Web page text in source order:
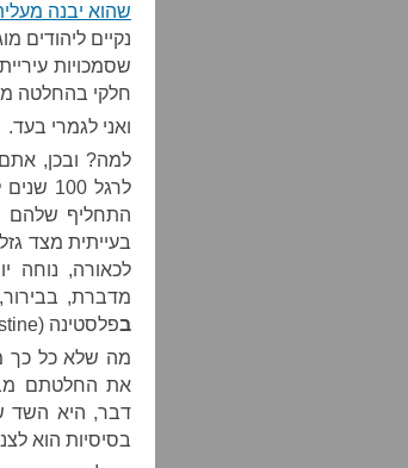
שהוא יבנה
נקיים ליהודים
שסמכויות
חלקי בהחלטה
ואני לגמרי בעד.
למה? ובכן,
לרגל 100 שנים להכרזת סן רמו. זו,
בעייתית מצד
לכאורה, נוחה
מדברת,
בפלסטינה (in Palestine) – אבל לפחות היא לא מזכירה מדינה פלסטינית.
מה שלא כל כך
את החלטתם
דבר, היא השד
בסיסיות הוא